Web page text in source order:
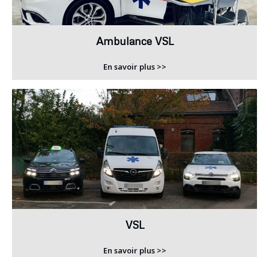
Ambulance VSL
En savoir plus >>
VSL
En savoir plus >>